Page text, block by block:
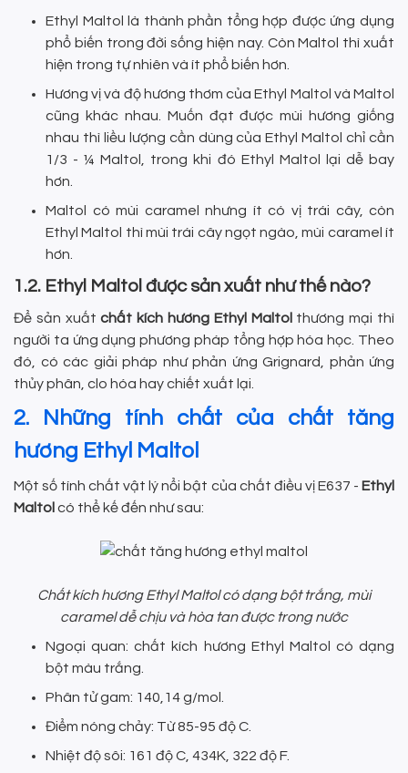
Ethyl Maltol là thành phần tổng hợp được ứng dụng
phổ biến trong đời sống hiện nay. Còn Maltol thì xuất
hiện trong tự nhiên và ít phổ biến hơn.
Hương vị và độ hương thơm của Ethyl Maltol và Maltol
cũng khác nhau. Muốn đạt được mùi hương giống
nhau thì liều lượng cần dùng của Ethyl Maltol chỉ cần
1/3 - ¼ Maltol, trong khi đó Ethyl Maltol lại dễ bay
hơn.
Maltol có mùi caramel nhưng ít có vị trái cây, còn
Ethyl Maltol thì mùi trái cây ngọt ngào, mùi caramel ít
hơn.
1.2. Ethyl Maltol được sản xuất như thế nào?
Để sản xuấtchất kích hương Ethyl Maltol thương mại thì
người ta ứng dụng phương pháp tổng hợp hóa học. Theo
đó, có các giải pháp như phản ứng Grignard, phản ứng
thủy phân, clo hóa hay chiết xuất lại.
2. Những tính chất của chất tăng
hương Ethyl Maltol
Một số tính chất vật lý nổi bật của chất điều vị E637 - Ethyl
Maltol có thể kế đến như sau:
Chất kích hương Ethyl Maltol có dạng bột trắng, mùi
caramel dễ chịu và hòa tan được trong nước
Ngoại quan: chất kích hương Ethyl Maltol có dạng
bột màu trắng.
Phân tử gam: 140,14 g/mol.
Điểm nóng chảy: Từ 85-95 độ C.
Nhiệt độ sôi: 161 độ C, 434K, 322 độ F.